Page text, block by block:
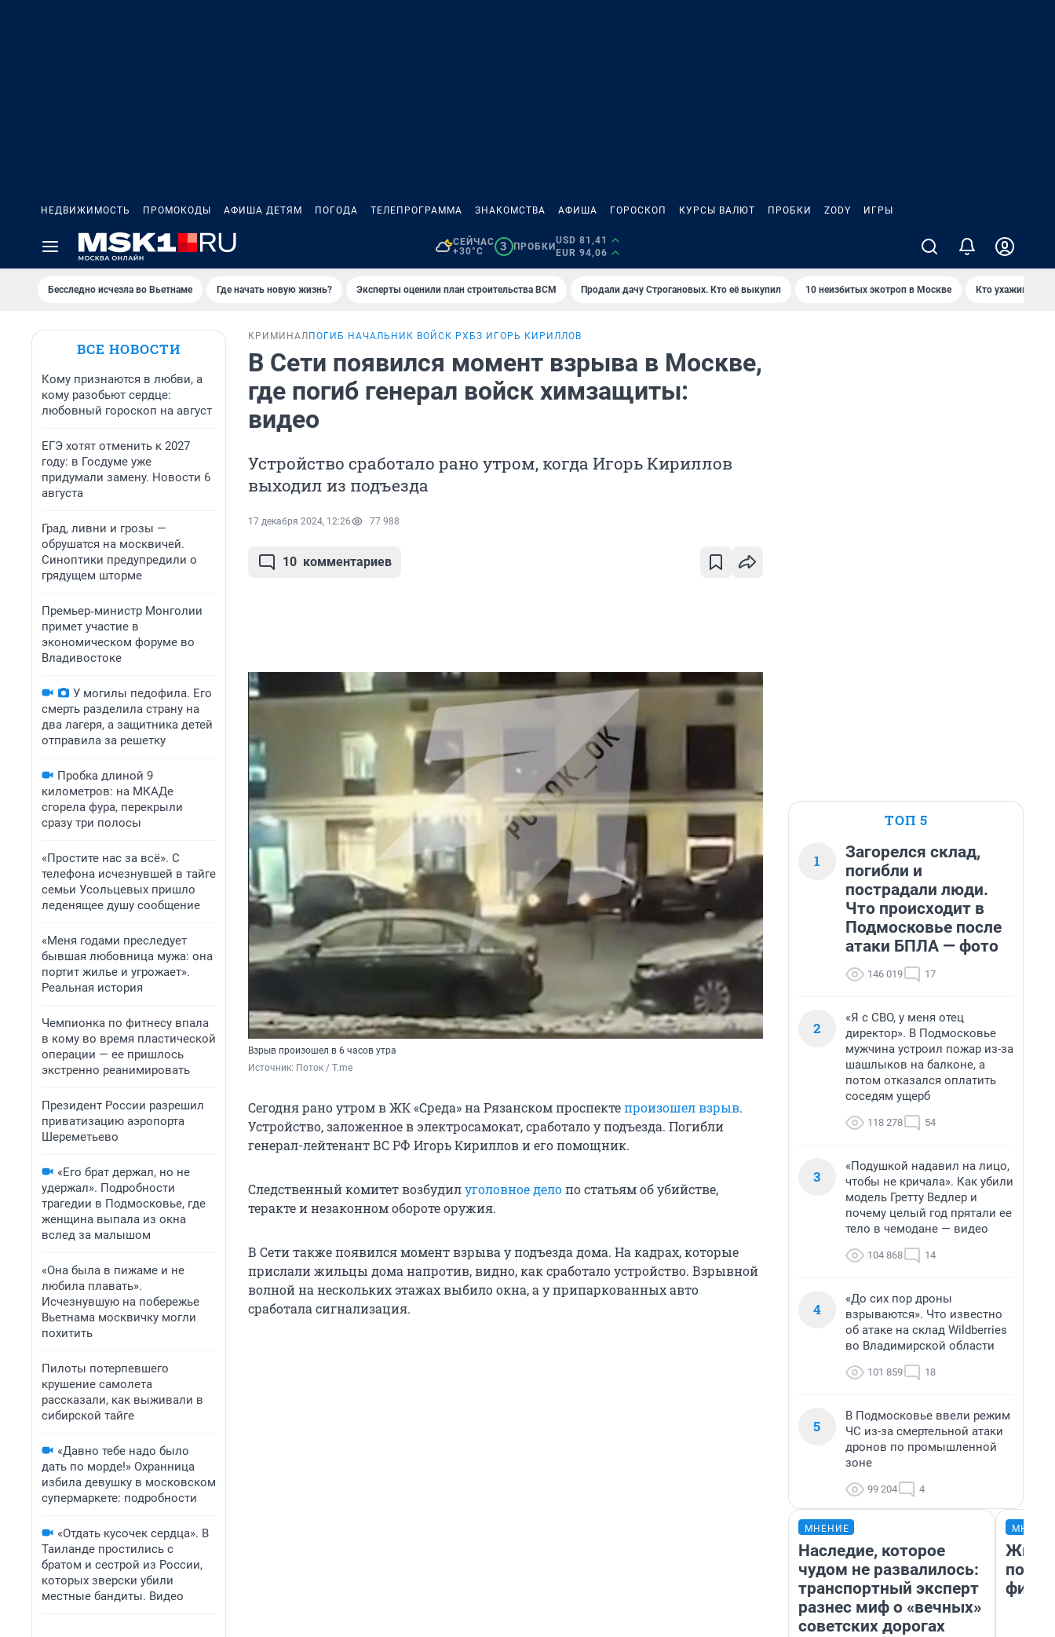
НЕДВИЖИМОСТЬ ПРОМОКОДЫ АФИША ДЕТЯМ ПОГОДА ТЕЛЕПРОГРАММА ЗНАКОМСТВА АФИША ГОРОСКОП КУРСЫ ВАЛЮТ ПРОБКИ ZODY ИГРЫ
СЕЙЧАС
+30°C
3 ПРОБКИ
USD 81,41
EUR 94,06
Бесследно исчезла во Вьетнаме Где начать новую жизнь? Эксперты оценили план строительства ВСМ Продали дачу Строгановых. Кто её выкупил 10 неизбитых экотроп в Москве Кто ухаживает
ВСЕ НОВОСТИ
Кому признаются в любви, а
кому разобьют сердце:
любовный гороскоп на август
ЕГЭ хотят отменить к 2027
году: в Госдуме уже
придумали замену. Новости 6
августа
Град, ливни и грозы —
обрушатся на москвичей.
Синоптики предупредили о
грядущем шторме
Премьер‑министр Монголии
примет участие в
экономическом форуме во
Владивостоке
У могилы педофила. Его
смерть разделила страну на
два лагеря, а защитника детей
отправила за решетку
Пробка длиной 9
километров: на МКАДе
сгорела фура, перекрыли
сразу три полосы
«Простите нас за всё». С
телефона исчезнувшей в тайге
семьи Усольцевых пришло
леденящее душу сообщение
«Меня годами преследует
бывшая любовница мужа: она
портит жилье и угрожает».
Реальная история
Чемпионка по фитнесу впала
в кому во время пластической
операции — ее пришлось
экстренно реанимировать
Президент России разрешил
приватизацию аэропорта
Шереметьево
«Его брат держал, но не
удержал». Подробности
трагедии в Подмосковье, где
женщина выпала из окна
вслед за малышом
«Она была в пижаме и не
любила плавать».
Исчезнувшую на побережье
Вьетнама москвичку могли
похитить
Пилоты потерпевшего
крушение самолета
рассказали, как выживали в
сибирской тайге
«Давно тебе надо было
дать по морде!» Охранница
избила девушку в московском
супермаркете: подробности
«Отдать кусочек сердца». В
Таиланде простились с
братом и сестрой из России,
которых зверски убили
местные бандиты. Видео
КРИМИНАЛ ПОГИБ НАЧАЛЬНИК ВОЙСК РХБЗ ИГОРЬ КИРИЛЛОВ
В Сети появился момент взрыва в Москве,
где погиб генерал войск химзащиты:
видео
Устройство сработало рано утром, когда Игорь Кириллов
выходил из подъезда
17 декабря 2024, 12:26 77 988
10 комментариев
Взрыв произошел в 6 часов утра
Источник: Поток / T.me
Сегодня рано утром в ЖК «Среда» на Рязанском проспектепроизошел взрыв.
Устройство, заложенное в электросамокат, сработало у подъезда. Погибли
генерал-лейтенант ВС РФ Игорь Кириллов и его помощник.
Следственный комитет возбудилуголовное делопо статьям об убийстве,
теракте и незаконном обороте оружия.
В Сети также появился момент взрыва у подъезда дома. На кадрах, которые
прислали жильцы дома напротив, видно, как сработало устройство. Взрывной
волной на нескольких этажах выбило окна, а у припаркованных авто
сработала сигнализация.
ТОП 5
1
Загорелся склад,
погибли и
пострадали люди.
Что происходит в
Подмосковье после
атаки БПЛА — фото
146 019 17
2
«Я с СВО, у меня отец
директор». В Подмосковье
мужчина устроил пожар из-за
шашлыков на балконе, а
потом отказался оплатить
соседям ущерб
118 278 54
3
«Подушкой надавил на лицо,
чтобы не кричала». Как убили
модель Гретту Ведлер и
почему целый год прятали ее
тело в чемодане — видео
104 868 14
4
«До сих пор дроны
взрываются». Что известно
об атаке на склад Wildberries
во Владимирской области
101 859 18
5
В Подмосковье ввели режим
ЧС из-за смертельной атаки
дронов по промышленной
зоне
99 204 4
МНЕНИЕ
Наследие, которое
чудом не развалилось:
транспортный эксперт
разнес миф о «вечных»
советских дорогах